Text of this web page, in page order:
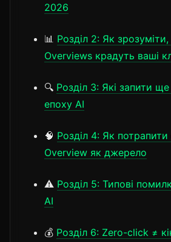
2026
📊 Розділ 2: Як
Overviews крадуть ваші
🔍 Розділ 3: Які запити
епоху AI
🧠 Розділ 4: Як
Overview як джерело
⚠️ Розділ 5: Типові
AI
💰 Розділ 6: Zero-click ≠